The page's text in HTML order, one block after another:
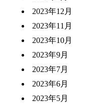
2023年12月
2023年11月
2023年10月
2023年9月
2023年7月
2023年6月
2023年5月